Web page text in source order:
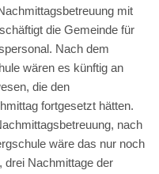
mit
die Gemeinde für
Nach dem
wären es künftig an
die den
fortgesetzt hätten.
nach
wäre das nur noch
drei Nachmittage der